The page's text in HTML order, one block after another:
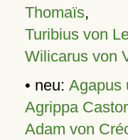
Thomaïs,
Turibius von
Wilicarus von
• neu: Agapus
Agrippa Castor
Adam von